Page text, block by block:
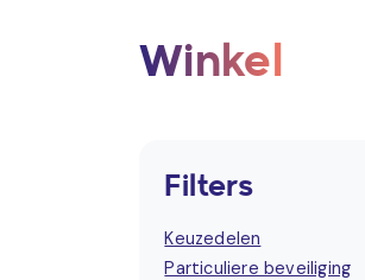
Winkel
Filters
Keuzedelen
Particuliere beveiliging